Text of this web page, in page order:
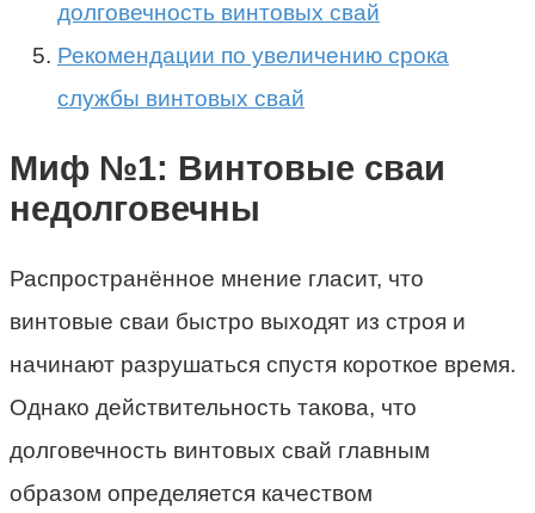
долговечность винтовых свай
Рекомендации по увеличению срока
службы винтовых свай
Миф №1: Винтовые сваи
недолговечны
Распространённое мнение гласит, что
винтовые сваи быстро выходят из строя и
начинают разрушаться спустя короткое время.
Однако действительность такова, что
долговечность винтовых свай главным
образом определяется качеством